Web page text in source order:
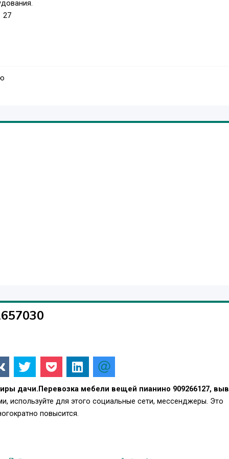
27
дачи.Перевозка мебели вещей пианино 909266127,
используйте для этого социальные сети, мессенджеры. Это
повысится.